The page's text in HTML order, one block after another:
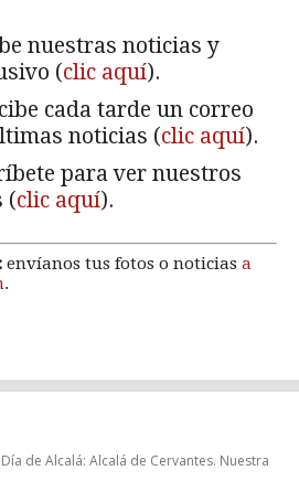
nuestras noticias y
(clic aquí).
cada tarde un correo
noticias (clic aquí).
para ver nuestros
(clic aquí).
envíanos tus fotos o noticias a
.